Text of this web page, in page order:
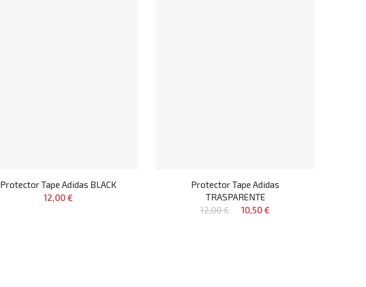
Protector Tape Adidas BLACK
12,00 €
Protector Tape Adidas
TRASPARENTE
12,00 €
10,50 €